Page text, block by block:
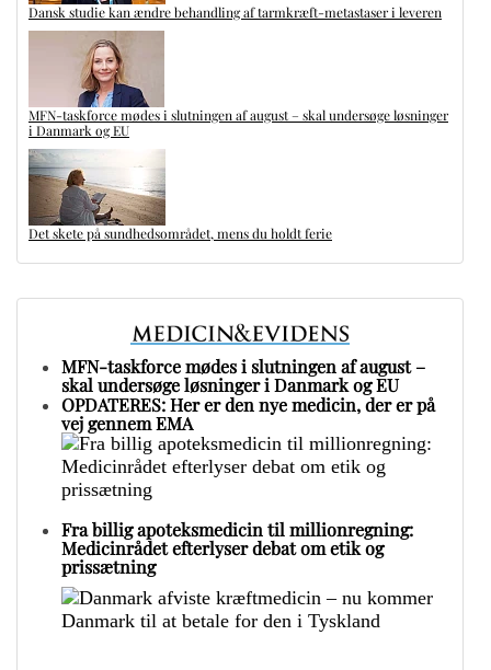
Dansk studie kan ændre behandling af tarmkræft-metastaser i leveren
MFN-taskforce mødes i slutningen af august – skal undersøge løsninger
i Danmark og EU
Det skete på sundhedsområdet, mens du holdt ferie
MFN-taskforce mødes i slutningen af august –
skal undersøge løsninger i Danmark og EU
OPDATERES: Her er den nye medicin, der er på
vej gennem EMA
Fra billig apoteksmedicin til millionregning:
Medicinrådet efterlyser debat om etik og
prissætning